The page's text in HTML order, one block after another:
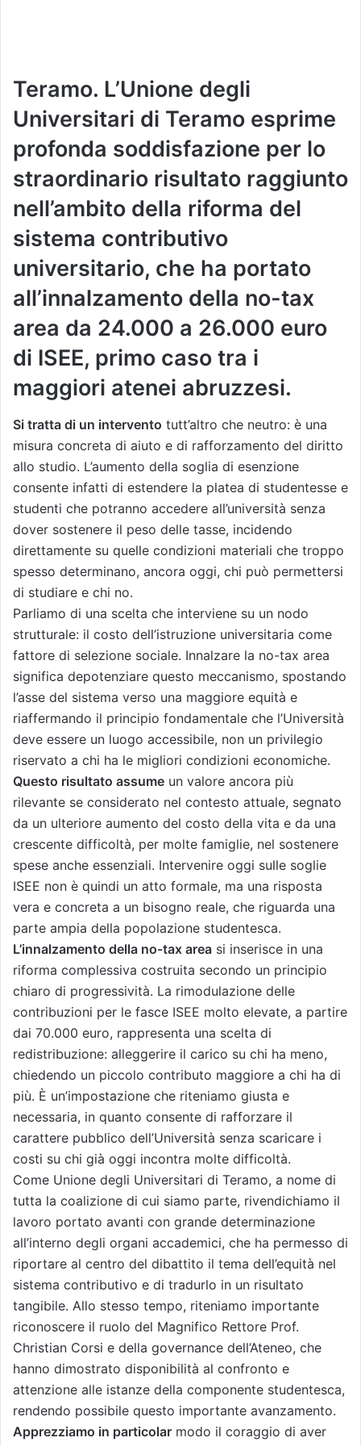
Teramo. L’Unione degli
Universitari di Teramo esprime
profonda soddisfazione per lo
straordinario risultato raggiunto
nell’ambito della riforma del
sistema contributivo
universitario, che ha portato
all’innalzamento della no-tax
area da 24.000 a 26.000 euro
di ISEE, primo caso tra i
maggiori atenei abruzzesi.
Si tratta di un intervento tutt’altro che neutro: è una
misura concreta di aiuto e di rafforzamento del diritto
allo studio. L’aumento della soglia di esenzione
consente infatti di estendere la platea di studentesse e
studenti che potranno accedere all’università senza
dover sostenere il peso delle tasse, incidendo
direttamente su quelle condizioni materiali che troppo
spesso determinano, ancora oggi, chi può permettersi
di studiare e chi no.
Parliamo di una scelta che interviene su un nodo
strutturale: il costo dell’istruzione universitaria come
fattore di selezione sociale. Innalzare la no-tax area
significa depotenziare questo meccanismo, spostando
l’asse del sistema verso una maggiore equità e
riaffermando il principio fondamentale che l’Università
deve essere un luogo accessibile, non un privilegio
riservato a chi ha le migliori condizioni economiche.
Questo risultato assume un valore ancora più
rilevante se considerato nel contesto attuale, segnato
da un ulteriore aumento del costo della vita e da una
crescente difficoltà, per molte famiglie, nel sostenere
spese anche essenziali. Intervenire oggi sulle soglie
ISEE non è quindi un atto formale, ma una risposta
vera e concreta a un bisogno reale, che riguarda una
parte ampia della popolazione studentesca.
L’innalzamento della no-tax area si inserisce in una
riforma complessiva costruita secondo un principio
chiaro di progressività. La rimodulazione delle
contribuzioni per le fasce ISEE molto elevate, a partire
dai 70.000 euro, rappresenta una scelta di
redistribuzione: alleggerire il carico su chi ha meno,
chiedendo un piccolo contributo maggiore a chi ha di
più. È un’impostazione che riteniamo giusta e
necessaria, in quanto consente di rafforzare il
carattere pubblico dell’Università senza scaricare i
costi su chi già oggi incontra molte difficoltà.
Come Unione degli Universitari di Teramo, a nome di
tutta la coalizione di cui siamo parte, rivendichiamo il
lavoro portato avanti con grande determinazione
all’interno degli organi accademici, che ha permesso di
riportare al centro del dibattito il tema dell’equità nel
sistema contributivo e di tradurlo in un risultato
tangibile. Allo stesso tempo, riteniamo importante
riconoscere il ruolo del Magnifico Rettore Prof.
Christian Corsi e della governance dell’Ateneo, che
hanno dimostrato disponibilità al confronto e
attenzione alle istanze della componente studentesca,
rendendo possibile questo importante avanzamento.
Apprezziamo in particolar modo il coraggio di aver